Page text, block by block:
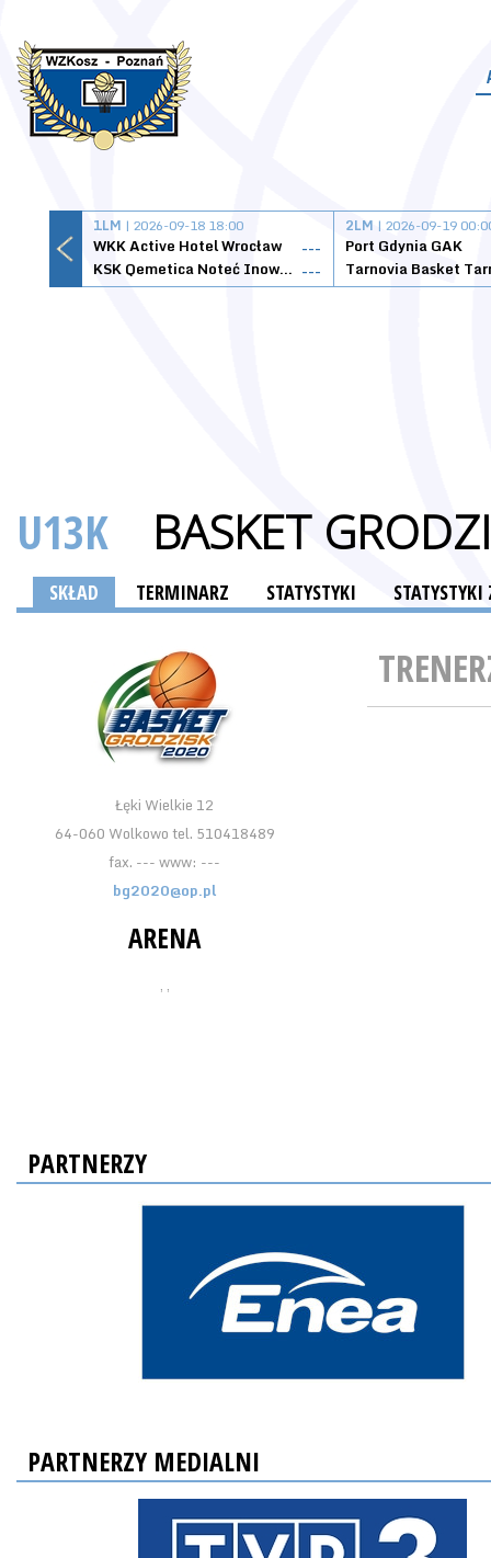
1LM | 2026-09-18 18:00
WKK Active Hotel Wrocław
---
KSK Qemetica Noteć Inowrocław ---
2LM | 2026-09-19
Port Gdynia GAK
U13K BASKET
SKŁAD TERMINARZ STATYSTYKI
Łęki Wielkie 12
64-060 Wolkowo tel. 510418489
fax. --- www: ---
bg2020@op.pl
ARENA
, ,
PARTNERZY
PARTNERZY MEDIALNI